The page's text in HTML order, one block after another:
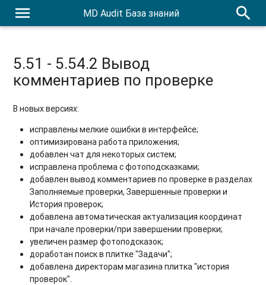
menu MD Audit База знаний search
5.51 - 5.54.2 Вывод
комментариев по проверке
В новых версиях:
исправлены мелкие ошибки в интерфейсе;
оптимизирована работа приложения;
добавлен чат для некоторых систем;
исправлена проблема с фотоподсказками;
добавлен вывод комментариев по проверке в разделах
Заполняемые проверки, Завершенные проверки и
История проверок;
добавлена автоматическая актуализация координат
при начале проверки/при завершении проверки;
увеличен размер фотоподсказок;
доработан поиск в плитке "Задачи";
добавлена директорам магазина плитка "история
проверок".